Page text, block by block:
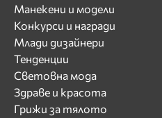
Манекени и модели
Конкурси и награди
Млади дизайнери
Тенденции
Световна мода
Здраве и красота
Грижи за тялото